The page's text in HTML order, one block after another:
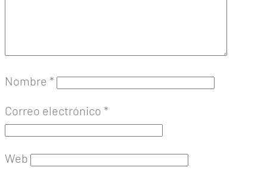
Nombre *
Correo electrónico *
Web